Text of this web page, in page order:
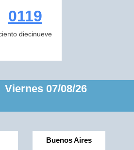
0119
diecinueve
07/08/26
Buenos Aires